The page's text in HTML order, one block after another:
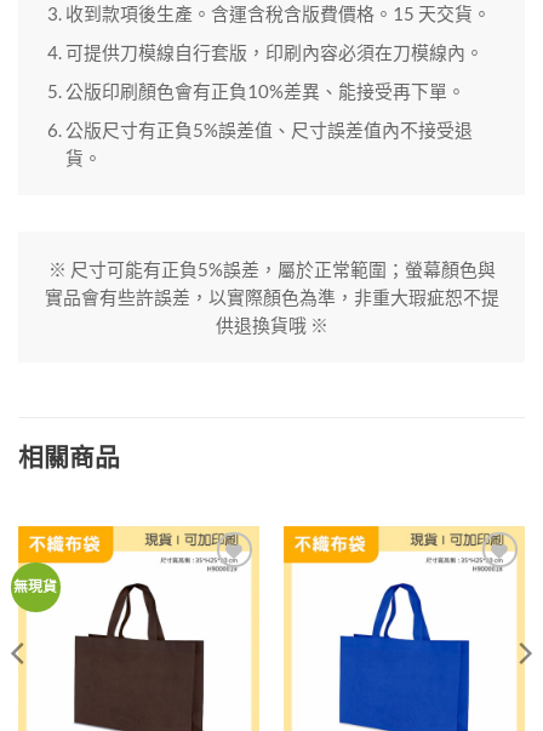
收到款項後生產。含運含稅含版費價格。15 天交貨。
可提供刀模線自行套版，印刷內容必須在刀模線內。
公版印刷顏色會有正負10%差異、能接受再下單。
公版尺寸有正負5%誤差值、尺寸誤差值內不接受退
貨。
※ 尺寸可能有正負5%誤差，屬於正常範圍；螢幕顏色與
實品會有些許誤差，以實際顏色為準，非重大瑕疵恕不提
供退換貨哦 ※
相關商品
無現貨